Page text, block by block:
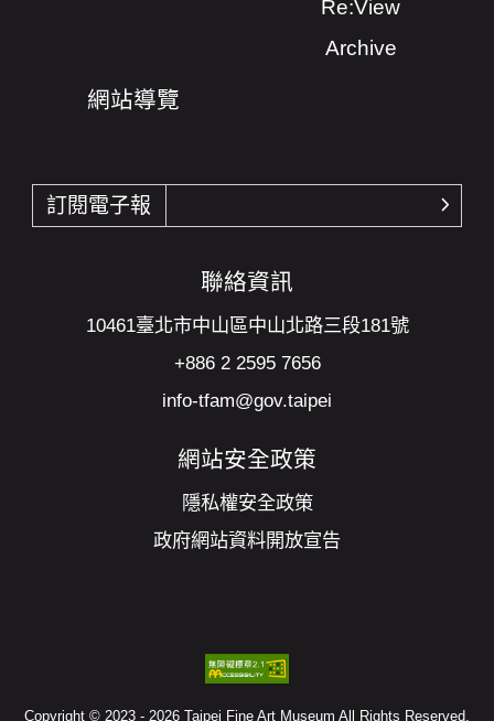
Re:View
Archive
網站導覽
訂閱電子報
確認
聯絡資訊
10461臺北市中山區中山北路三段181號
+886 2 2595 7656
info-tfam@gov.taipei
網站安全政策
隱私權安全政策
政府網站資料開放宣告
Copyright © 2023 - 2026 Taipei Fine Art Museum All Rights Reserved.